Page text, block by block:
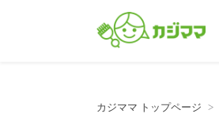
カジママ トップページ